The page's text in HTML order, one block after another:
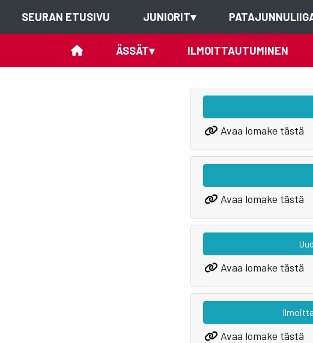
SEURAN ETUSIVU JUNIORIT▾
ÄSSÄT▾ ILMOITTAUTUMINEN
Avaa lomake tästä
Avaa lomake tästä
Avaa lomake tästä
Avaa lomake tästä